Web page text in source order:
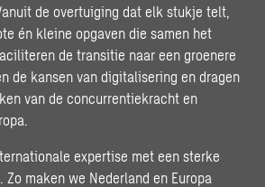
de overtuiging dat elk stukje telt,
én kleine opgaven die samen het
de transitie naar een groenere
de kansen van digitalisering en dragen
van de concurrentiekracht en
expertise met een sterke
maken we Nederland en Europa